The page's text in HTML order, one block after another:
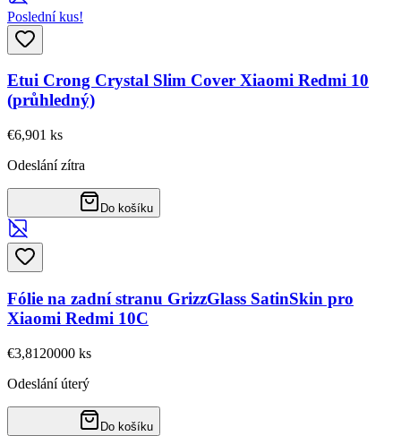
Poslední kus!
Etui Crong Crystal Slim Cover Xiaomi Redmi 10
(průhledný)
€6,901 ks
Odeslání zítra
Do košíku
Fólie na zadní stranu GrizzGlass SatinSkin pro
Xiaomi Redmi 10C
€3,81 20000 ks
Odeslání úterý
Do košíku